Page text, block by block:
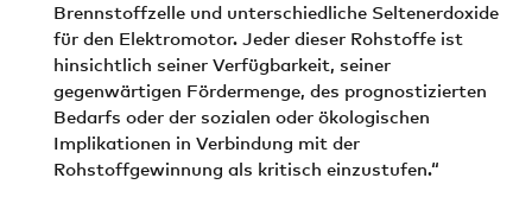
Brennstoffzelle und unterschiedliche Seltenerdoxide
für den Elektromotor. Jeder dieser Rohstoffe ist
hinsichtlich seiner Verfügbarkeit, seiner
gegenwärtigen Fördermenge, des prognostizierten
Bedarfs oder der sozialen oder ökologischen
Implikationen in Verbindung mit der
Rohstoffgewinnung als kritisch einzustufen.“